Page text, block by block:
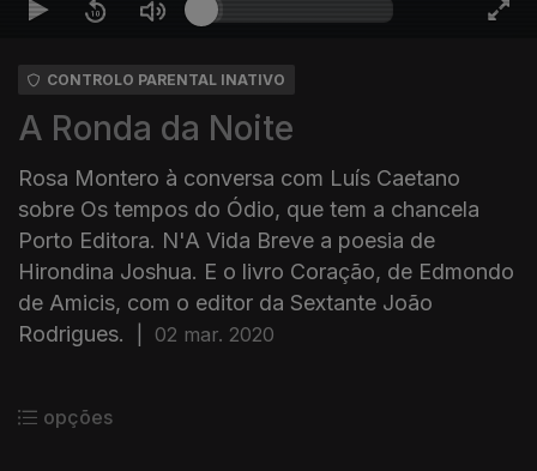
CONTROLO PARENTAL INATIVO
A Ronda da Noite
Rosa Montero à conversa com Luís Caetano
sobre Os tempos do Ódio, que tem a chancela
Porto Editora. N'A Vida Breve a poesia de
Hirondina Joshua. E o livro Coração, de Edmondo
de Amicis, com o editor da Sextante João
Rodrigues.
02 mar. 2020
opções